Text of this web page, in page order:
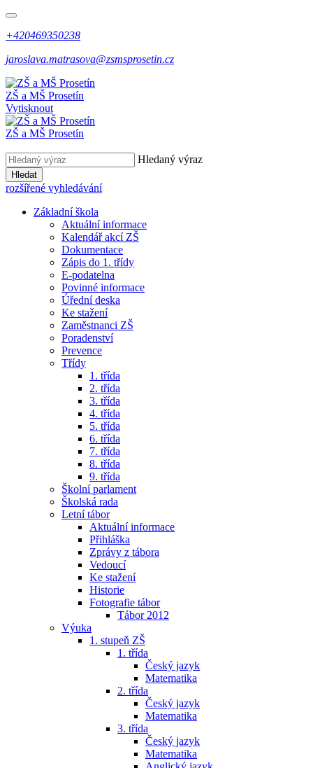
+420469350238
jaroslava.matrasova@zsmsprosetin.cz
ZŠ a MŠ Prosetín
Vytisknout
ZŠ a MŠ Prosetín
Hledaný výraz
Hledat
rozšířené vyhledávání
Základní škola
Aktuální informace
Kalendář akcí ZŠ
Dokumentace
Zápis do 1. třídy
E-podatelna
Povinné informace
Úřední deska
Ke stažení
Zaměstnanci ZŠ
Poradenství
Prevence
Třídy
1. třída
2. třída
3. třída
4. třída
5. třída
6. třída
7. třída
8. třída
9. třída
Školní parlament
Školská rada
Letní tábor
Aktuální informace
Přihláška
Zprávy z tábora
Vedoucí
Ke stažení
Historie
Fotografie tábor
Tábor 2012
Výuka
1. stupeň ZŠ
1. třída
Český jazyk
Matematika
2. třída
Český jazyk
Matematika
3. třída
Český jazyk
Matematika